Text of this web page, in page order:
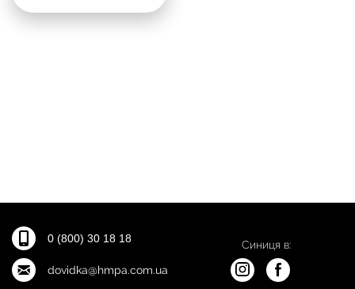
0 (800) 30 18 18
dovidka@hmpa.com.ua
Синиця в: